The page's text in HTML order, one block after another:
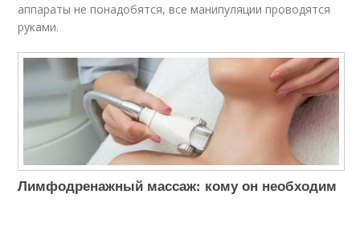
аппараты не понадобятся, все манипуляции проводятся
руками.
Лимфодренажный массаж: кому он необходим